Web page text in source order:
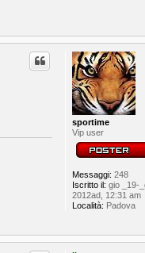
sportime
Vip user
Messaggi: 248
Iscritto il: gio _19-
2012ad, 12:31 am
Località: Padova